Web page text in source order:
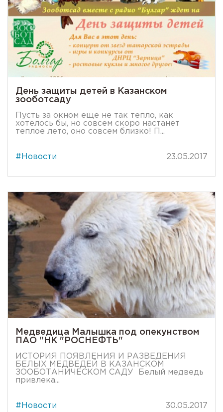
День защиты детей в Казанском
зооботсаду
Пусть за окном еще не так тепло, как
хотелось бы, но совсем скоро настанет
теплое лето, оно совсем близко! П...
#Новости 23.05.2017
Медведица Малышка под опекунством
ПАО "НК "РОСНЕФТЬ"
ИСТОРИЯ ПОЯВЛЕНИЯ И РАЗВЕДЕНИЯ
БЕЛЫХ МЕДВЕДЕЙ В КАЗАНСКОМ
ЗООБОТАНИЧЕСКОМ САДУ Белый медведь
привлека...
#Новости 30.05.2017